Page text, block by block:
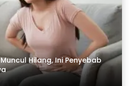
Hilang, Ini Penyebab